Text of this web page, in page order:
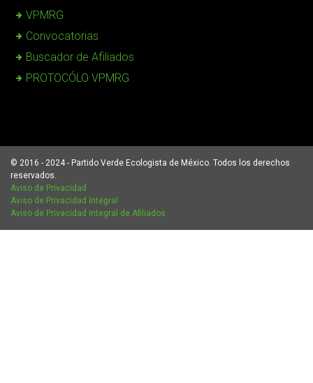
VPMRG
Convocatorias
Buscador de Afiliados
PROTOCÓLO VPMRG
© 2016 - 2024 - Partido Verde Ecologista de México. Todos los derechos
reservados.
Aviso de Privacidad
Aviso de Privacidad Integral
Aviso de Privacidad Integral de Afiliados